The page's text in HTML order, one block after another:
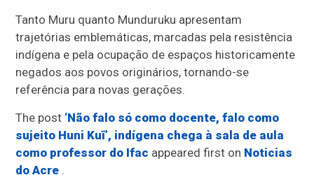
Tanto Muru quanto Munduruku apresentam
trajetórias emblemáticas, marcadas pela resistência
indígena e pela ocupação de espaços historicamente
negados aos povos originários, tornando-se
referência para novas gerações.
The post ‘Não falo só como docente, falo como
sujeito Huni Kuĩ’, indígena chega à sala de aula
como professor do Ifac appeared first on Noticias
do Acre .